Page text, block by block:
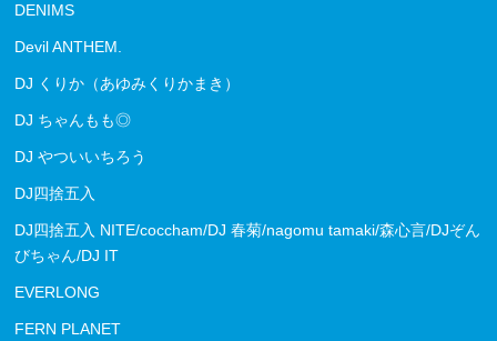
DENIMS
Devil ANTHEM.
DJ くりか（あゆみくりかまき）
DJ ちゃんもも◎
DJ やついいちろう
DJ四捨五入
DJ四捨五入 NITE/coccham/DJ 春菊/nagomu tamaki/森心言/DJぞん
びちゃん/DJ IT
EVERLONG
FERN PLANET